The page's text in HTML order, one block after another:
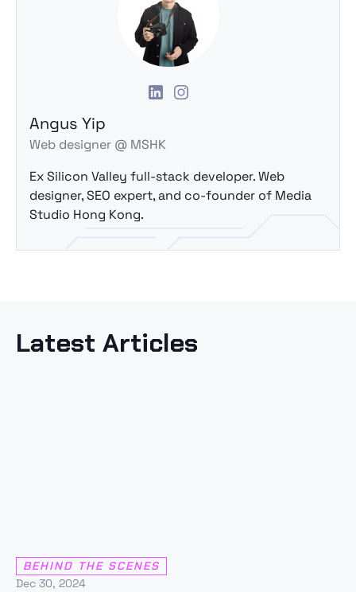
Angus Yip
Web designer @ MSHK
Ex Silicon Valley full-stack developer. Web
designer, SEO expert, and co-founder of Media
Studio Hong Kong.
Latest Articles
BEHIND THE SCENES
Dec 30, 2024